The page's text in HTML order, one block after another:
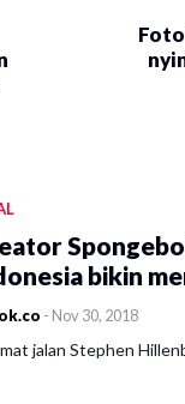
bikin
- Nov 30, 2018
jalan Stephen